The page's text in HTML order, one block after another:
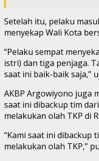
Setelah itu, pelaku
menyekap Wali Kota
“Pelaku sempat
istri) dan tiga penjaga.
saat ini baik-baik saja,”
AKBP Argowiyono juga
saat ini dibackup tim
melakukan olah TKP di
“Kami saat ini dibackup
melakukan olah TKP,”